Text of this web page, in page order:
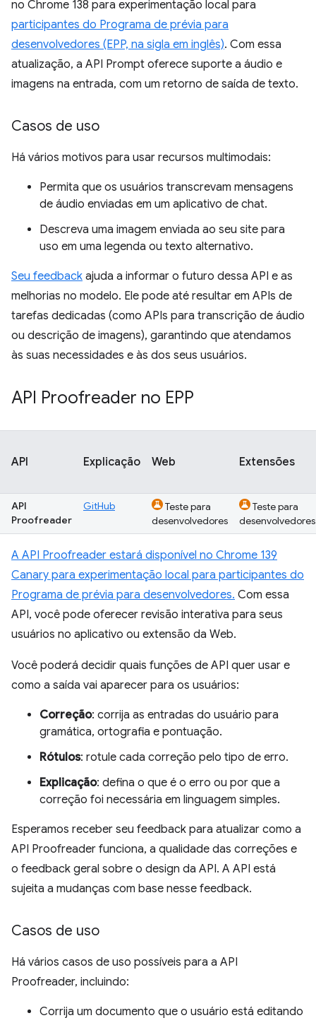
no Chrome 138 para experimentação local para
participantes do Programa de prévia para
desenvolvedores (EPP, na sigla em inglês). Com essa
atualização, a API Prompt oferece suporte a áudio e
imagens na entrada, com um retorno de saída de texto.
Casos de uso
Há vários motivos para usar recursos multimodais:
Permita que os usuários transcrevam mensagens
de áudio enviadas em um aplicativo de chat.
Descreva uma imagem enviada ao seu site para
uso em uma legenda ou texto alternativo.
Seu feedback ajuda a informar o futuro dessa API e as
melhorias no modelo. Ele pode até resultar em APIs de
tarefas dedicadas (como APIs para transcrição de áudio
ou descrição de imagens), garantindo que atendamos
às suas necessidades e às dos seus usuários.
API Proofreader no EPP
API Explicação Web Extensões
API
Proofreader
GitHub
Teste para
desenvolvedores
Teste para
desenvolvedores
A API Proofreader estará disponível no Chrome 139
Canary para experimentação local para participantes do
Programa de prévia para desenvolvedores. Com essa
API, você pode oferecer revisão interativa para seus
usuários no aplicativo ou extensão da Web.
Você poderá decidir quais funções de API quer usar e
como a saída vai aparecer para os usuários:
Correção: corrija as entradas do usuário para
gramática, ortografia e pontuação.
Rótulos: rotule cada correção pelo tipo de erro.
Explicação: defina o que é o erro ou por que a
correção foi necessária em linguagem simples.
Esperamos receber seu feedback para atualizar como a
API Proofreader funciona, a qualidade das correções e
o feedback geral sobre o design da API. A API está
sujeita a mudanças com base nesse feedback.
Casos de uso
Há vários casos de uso possíveis para a API
Proofreader, incluindo:
Corrija um documento que o usuário está editando